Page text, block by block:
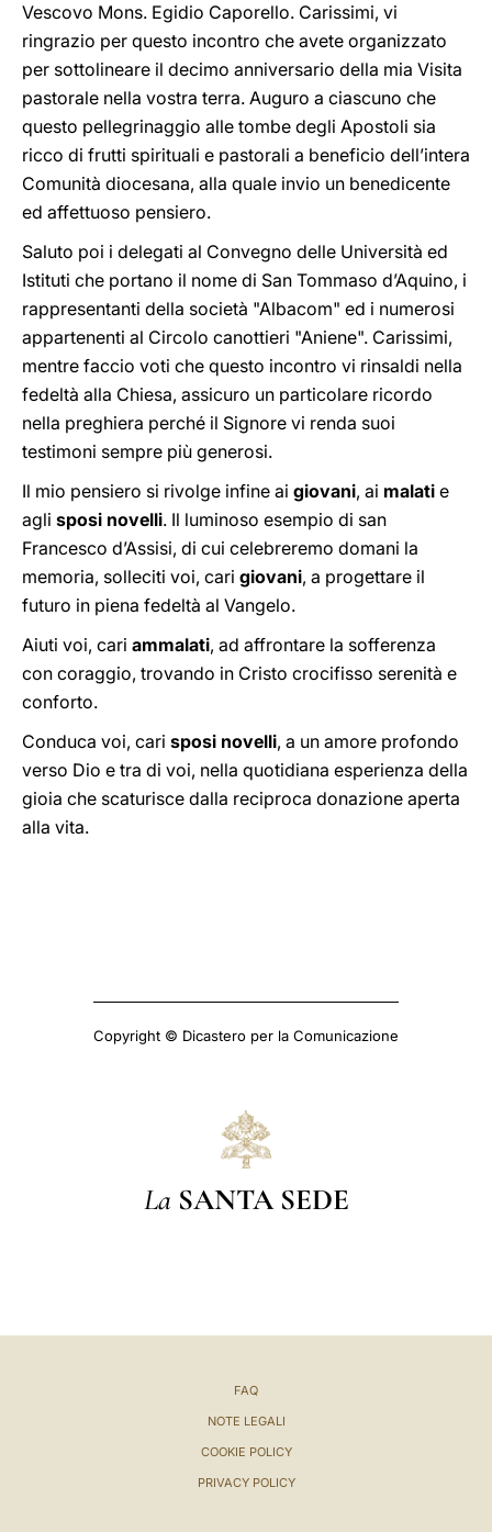
Vescovo Mons. Egidio Caporello. Carissimi, vi
ringrazio per questo incontro che avete organizzato
per sottolineare il decimo anniversario della mia Visita
pastorale nella vostra terra. Auguro a ciascuno che
questo pellegrinaggio alle tombe degli Apostoli sia
ricco di frutti spirituali e pastorali a beneficio dell’intera
Comunità diocesana, alla quale invio un benedicente
ed affettuoso pensiero.
Saluto poi i delegati al Convegno delle Università ed
Istituti che portano il nome di San Tommaso d’Aquino, i
rappresentanti della società "Albacom" ed i numerosi
appartenenti al Circolo canottieri "Aniene". Carissimi,
mentre faccio voti che questo incontro vi rinsaldi nella
fedeltà alla Chiesa, assicuro un particolare ricordo
nella preghiera perché il Signore vi renda suoi
testimoni sempre più generosi.
Il mio pensiero si rivolge infine ai giovani, ai malati e
agli sposi novelli. Il luminoso esempio di san
Francesco d’Assisi, di cui celebreremo domani la
memoria, solleciti voi, cari giovani, a progettare il
futuro in piena fedeltà al Vangelo.
Aiuti voi, cari ammalati, ad affrontare la sofferenza
con coraggio, trovando in Cristo crocifisso serenità e
conforto.
Conduca voi, cari sposi novelli, a un amore profondo
verso Dio e tra di voi, nella quotidiana esperienza della
gioia che scaturisce dalla reciproca donazione aperta
alla vita.
Copyright © Dicastero per la Comunicazione
La SANTA SEDE
FAQ
NOTE LEGALI
COOKIE POLICY
PRIVACY POLICY